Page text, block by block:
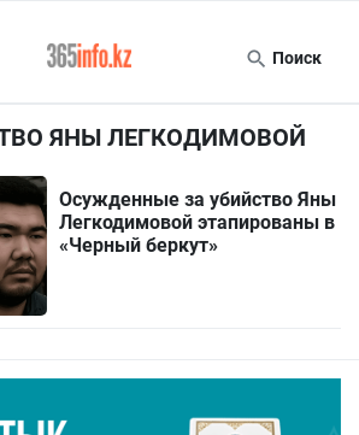
Поиск
ЯНЫ ЛЕГКОДИМОВОЙ
Осужденные за убийство Яны
Легкодимовой этапированы в
«Черный беркут»